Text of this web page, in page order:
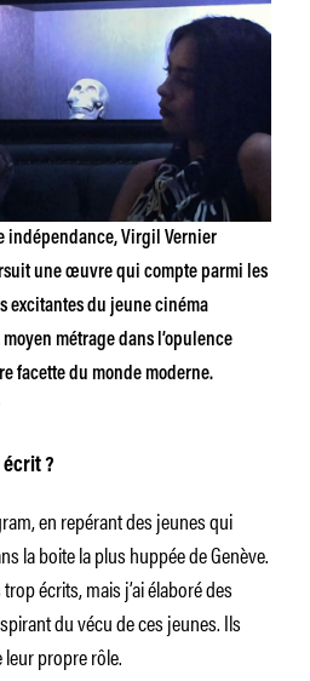
indépendance, Virgil Vernier
une œuvre qui compte parmi les
excitantes du jeune cinéma
métrage dans l’opulence
facette du monde moderne.
?
en repérant des jeunes qui
la boite la plus huppée de Genève.
écrits, mais j’ai élaboré des
du vécu de ces jeunes. Ils
propre rôle.